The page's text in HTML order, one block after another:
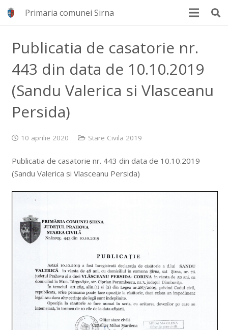
Primaria comunei Sirna
Publicatia de casatorie nr.
443 din data de 10.10.2019
(Sandu Valerica si Vlasceanu
Persida)
10 aprilie 2020 Stare Civila 2019
Publicatia de casatorie nr. 443 din data de 10.10.2019
(Sandu Valerica si Vlasceanu Persida)